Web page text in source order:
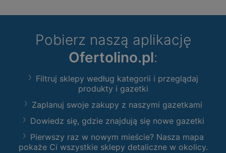
Pobierz naszą aplikację
Ofertolino.pl:
Filtruj sklepy według kategorii i przeglądaj
produkty i gazetki
Zaplanuj swoje zakupy z naszymi gazetkami
Dowiedz się, gdzie znajdują się nowe gazetki
Pierwszy raz w nowym mieście? Nasza mapa
pokaże Ci wszystkie sklepy detaliczne w okolicy.